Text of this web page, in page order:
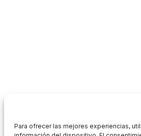
Para ofrecer las mejores experiencias,